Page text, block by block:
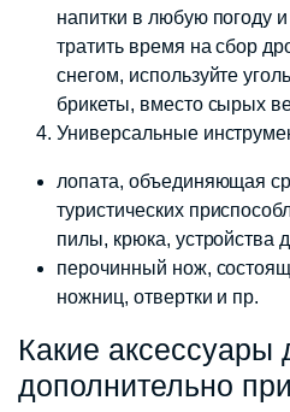
напитки в любую погоду
тратить время на сбор
снегом, используйте
брикеты, вместо сырых
Универсальные
лопата, объединяющая
туристических
пилы, крюка, устройства
перочинный нож,
ножниц, отвертки и пр.
Какие аксессуары
дополнительно